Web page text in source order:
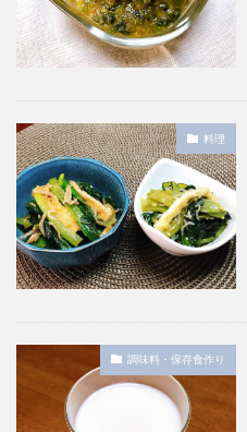
料理
調味料・保存食作り